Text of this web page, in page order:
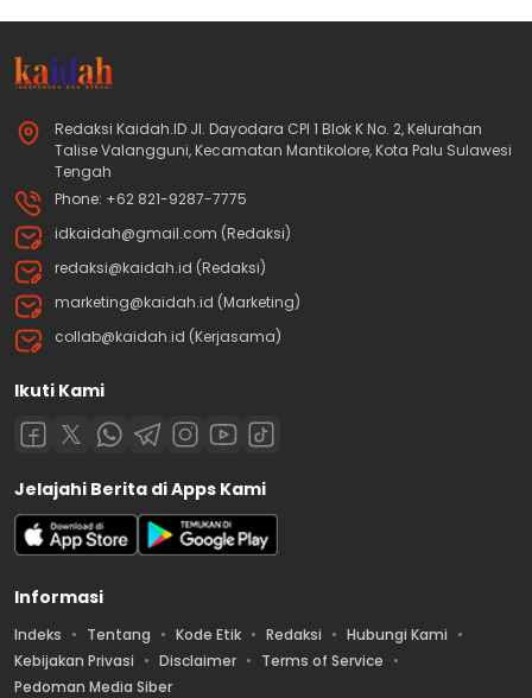
Redaksi Kaidah.ID Jl. Dayodara CPI 1 Blok K No. 2, Kelurahan
Talise Valangguni, Kecamatan Mantikolore, Kota Palu Sulawesi
Tengah
Phone: +62 821-9287-7775
idkaidah@gmail.com (Redaksi)
redaksi@kaidah.id (Redaksi)
marketing@kaidah.id (Marketing)
collab@kaidah.id (Kerjasama)
Ikuti Kami
Jelajahi Berita di Apps Kami
Informasi
Indeks Tentang Kode Etik Redaksi
Hubungi Kami
Kebijakan Privasi
Disclaimer
Terms of Service
Pedoman Media Siber